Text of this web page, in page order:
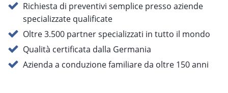
Richiesta di preventivi semplice presso aziende
specializzate qualificate
Oltre 3.500 partner specializzati in tutto il mondo
Qualità certificata dalla Germania
Azienda a conduzione familiare da oltre 150 anni